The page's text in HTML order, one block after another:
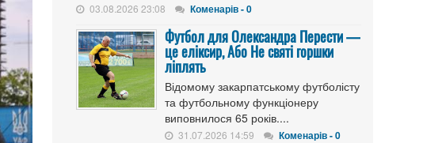
03.08.2026 23:08 Коменарів - 0
Футбол для Олександра Перести —
це еліксир, Або Не святі горшки
ліплять
Відомому закарпатському футболісту
та футбольному функціонеру
виповнилося 65 років....
31.07.2026 14:59 Коменарів - 0